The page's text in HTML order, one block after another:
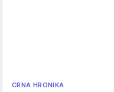
CRNA HRONIKA